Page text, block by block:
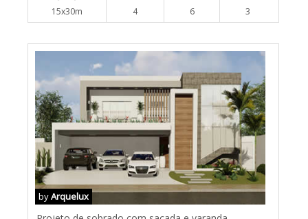
15x30m 4 6 3
byArquelux